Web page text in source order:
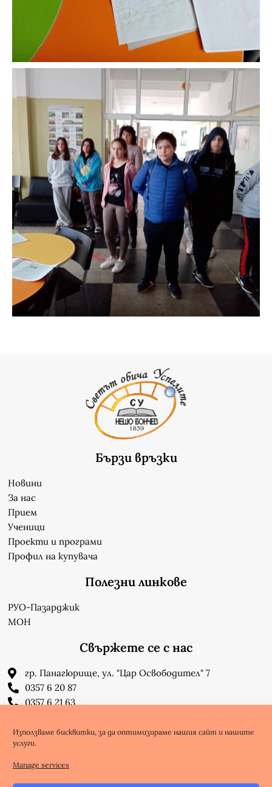
Използваме бисквитки, за да оптимизираме нашия сайт и нашите
услуги.
Manage services
Бързи връзки
Новини
За нас
Прием
Ученици
Проекти и програми
Профил на купувача
Полезни линкове
РУО-Пазарджик
МОН
Свържете се с нас
гр. Панагюрище, ул. "Цар Освободител" 7
0357 6 20 87
0357 6 21 63
info-1302623@edu.mon.bg
Facebook
Youtube